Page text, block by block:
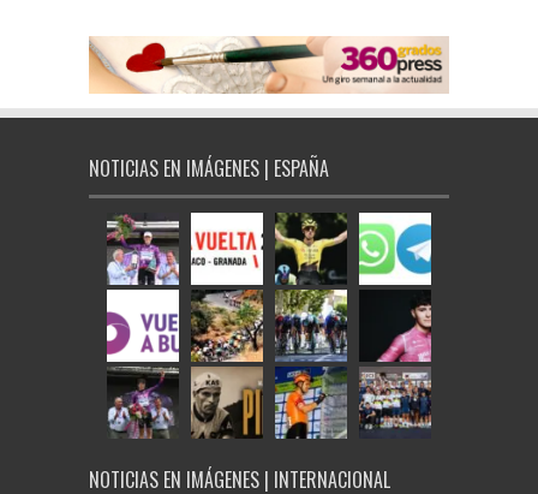
NOTICIAS EN IMÁGENES | ESPAÑA
NOTICIAS EN IMÁGENES | INTERNACIONAL